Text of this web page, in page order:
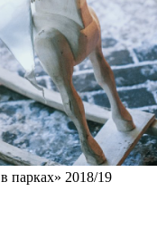
парках» 2018/19